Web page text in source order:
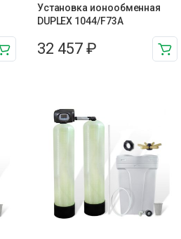
Установка ионообменная
DUPLEX 1044/F73A
32 457 ₽